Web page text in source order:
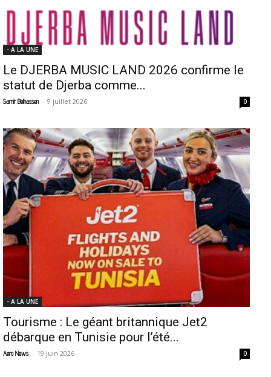
- A LA UNE
Le DJERBA MUSIC LAND 2026 confirme le
statut de Djerba comme...
Samir Belhassen - 9 juillet 2026 0
- A LA UNE
Tourisme : Le géant britannique Jet2
débarque en Tunisie pour l’été...
Aero News - 19 juin 2026 0